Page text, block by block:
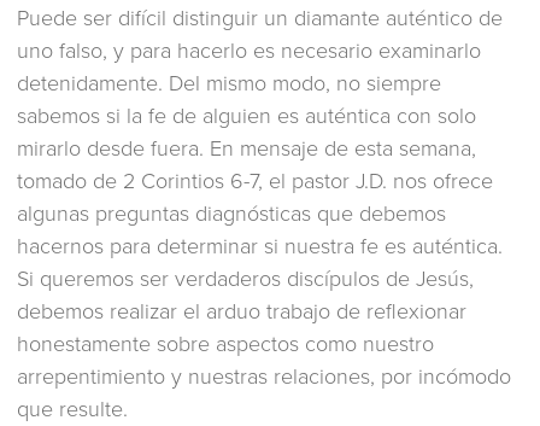
Puede ser difícil distinguir un diamante auténtico de
uno falso, y para hacerlo es necesario examinarlo
detenidamente. Del mismo modo, no siempre
sabemos si la fe de alguien es auténtica con solo
mirarlo desde fuera. En mensaje de esta semana,
tomado de 2 Corintios 6-7, el pastor J.D. nos ofrece
algunas preguntas diagnósticas que debemos
hacernos para determinar si nuestra fe es auténtica.
Si queremos ser verdaderos discípulos de Jesús,
debemos realizar el arduo trabajo de reflexionar
honestamente sobre aspectos como nuestro
arrepentimiento y nuestras relaciones, por incómodo
que resulte.